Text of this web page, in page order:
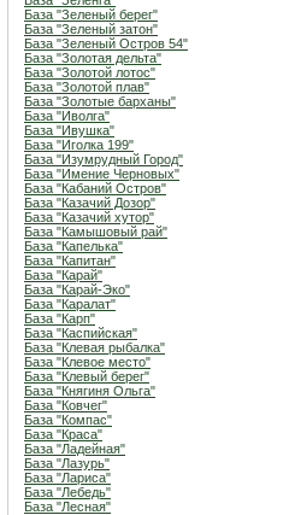
База "Зеленый берег"
База "Зеленый затон"
База "Зеленый Остров 54"
База "Золотая дельта"
База "Золотой лотос"
База "Золотой плав"
База "Золотые барханы"
База "Иволга"
База "Ивушка"
База "Иголка 199"
База "Изумрудный Город"
База "Имение Черновых"
База "Кабаний Остров"
База "Казачий Дозор"
База "Казачий хутор"
База "Камышовый рай"
База "Капелька"
База "Капитан"
База "Карай"
База "Карай-Эко"
База "Каралат"
База "Карп"
База "Каспийская"
База "Клевая рыбалка"
База "Клевое место"
База "Клевый берег"
База "Княгиня Ольга"
База "Ковчег"
База "Компас"
База "Краса"
База "Ладейная"
База "Лазурь"
База "Лариса"
База "Лебедь"
База "Лесная"